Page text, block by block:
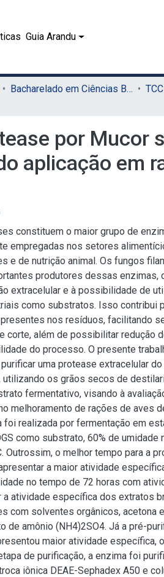
Guia Arandu
Bacharelado em Ciências Biológicas (Sede)
por Mucor
aplicação em
constituem o maior grupo de
empregadas nos setores
e de nutrição animal. Os fungos
produtores dessas enzimas,
extracelular e à possibilidade de
como substratos. Isso contribui
nos resíduos, facilitando
corte, além de possibilitar redução
do processo. O presente
uma protease extracelular
utilizando os grãos secos de
fermentativo, visando à
melhoramento de rações de aves
foi realizada por fermentação em
como substrato, 60% de umidade
Outrossim, o melhor tempo para a
a maior atividade
no tempo de 72 horas com
a atividade específica dos extratos
com solventes orgânicos, acetona
de amônio (NH4)2SO4. Já a pré-
maior atividade específica,
de purificação, a enzima foi
iônica DEAE-Sephadex A50 e